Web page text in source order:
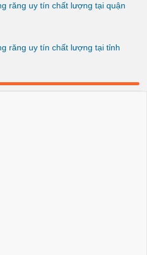
răng uy tín chất lượng tại quận
răng uy tín chất lượng tại tỉnh